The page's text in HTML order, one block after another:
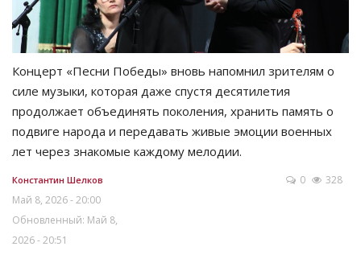
Концерт «Песни Победы» вновь напомнил зрителям о
силе музыки, которая даже спустя десятилетия
продолжает объединять поколения, хранить память о
подвиге народа и передавать живые эмоции военных
лет через знакомые каждому мелодии.
Константин Шелков
Май 8, 2026 - 20:00
Обновленный: Май 8,
2026 - 20:51
0 328